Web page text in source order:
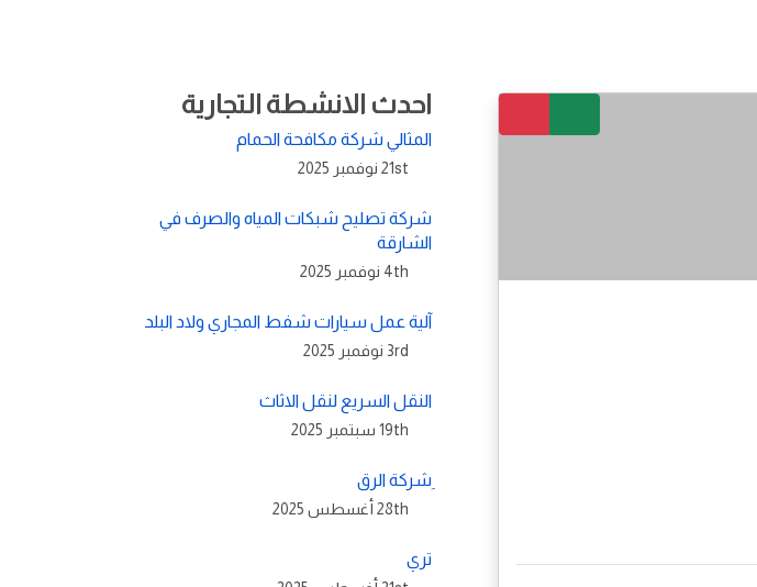
احدث الانشطة التجارية
المثالي شركة مكافحة الحمام
21st نوفمبر 2025
شركة تصليح شبكات المياه والصرف في
الشارقة
4th نوفمبر 2025
آلية عمل سيارات شفط المجاري ولاد البلد
3rd نوفمبر 2025
النقل السريع لنقل الاثاث
19th سبتمبر 2025
ِشركة الرق
28th أغسطس 2025
تري